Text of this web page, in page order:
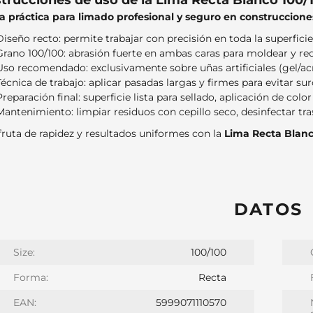
práctica para limado profesional y seguro en
recto: permite trabajar con precisión en toda la
100/100: abrasión fuerte en ambas caras para moldear y
recomendado: exclusivamente sobre uñas artificiales (gel/
de trabajo: aplicar pasadas largas y firmes para evitar
final: superficie lista para sellado, aplicación de
limpiar residuos con cepillo seco, desinfectar
de rapidez y resultados uniformes con la Lima Recta
DATOS
Size: 100/100
Forma:
Recta
EAN:
5999071110570